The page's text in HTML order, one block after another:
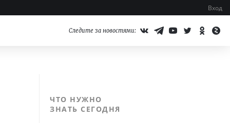
Вход
Следите за новостями:
ЧТО НУЖНО
ЗНАТЬ СЕГОДНЯ